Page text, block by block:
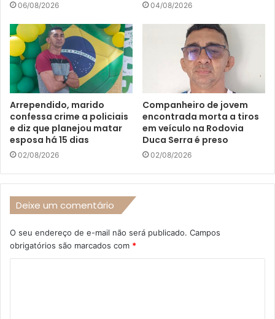
06/08/2026 04/08/2026
Arrependido, marido
confessa crime a policiais
e diz que planejou matar
esposa há 15 dias
02/08/2026
Companheiro de jovem
encontrada morta a tiros
em veículo na Rodovia
Duca Serra é preso
02/08/2026
Deixe um comentário
O seu endereço de e-mail não será publicado. Campos
obrigatórios são marcados com *